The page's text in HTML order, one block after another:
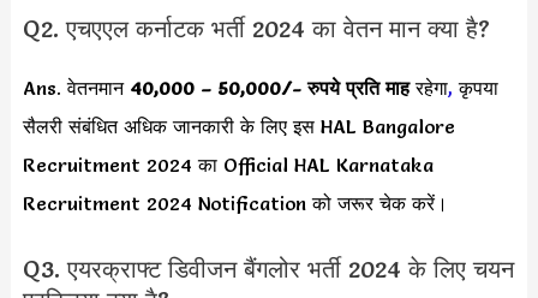
Q2. एचएएल कर्नाटक भर्ती 2024 का वेतन मान क्या है?
Ans. वेतनमान 40,000 – 50,000/-रुपये प्रति माहरहेगा, कृपया
सैलरी संबंधित अधिक जानकारी के लिए इस HAL Bangalore
Recruitment 2024 का Official HAL Karnataka
Recruitment 2024 Notification को जरूर चेक करें।
Q3. एयरक्राफ्ट डिवीजन बैंगलोर भर्ती 2024 के लिए चयन